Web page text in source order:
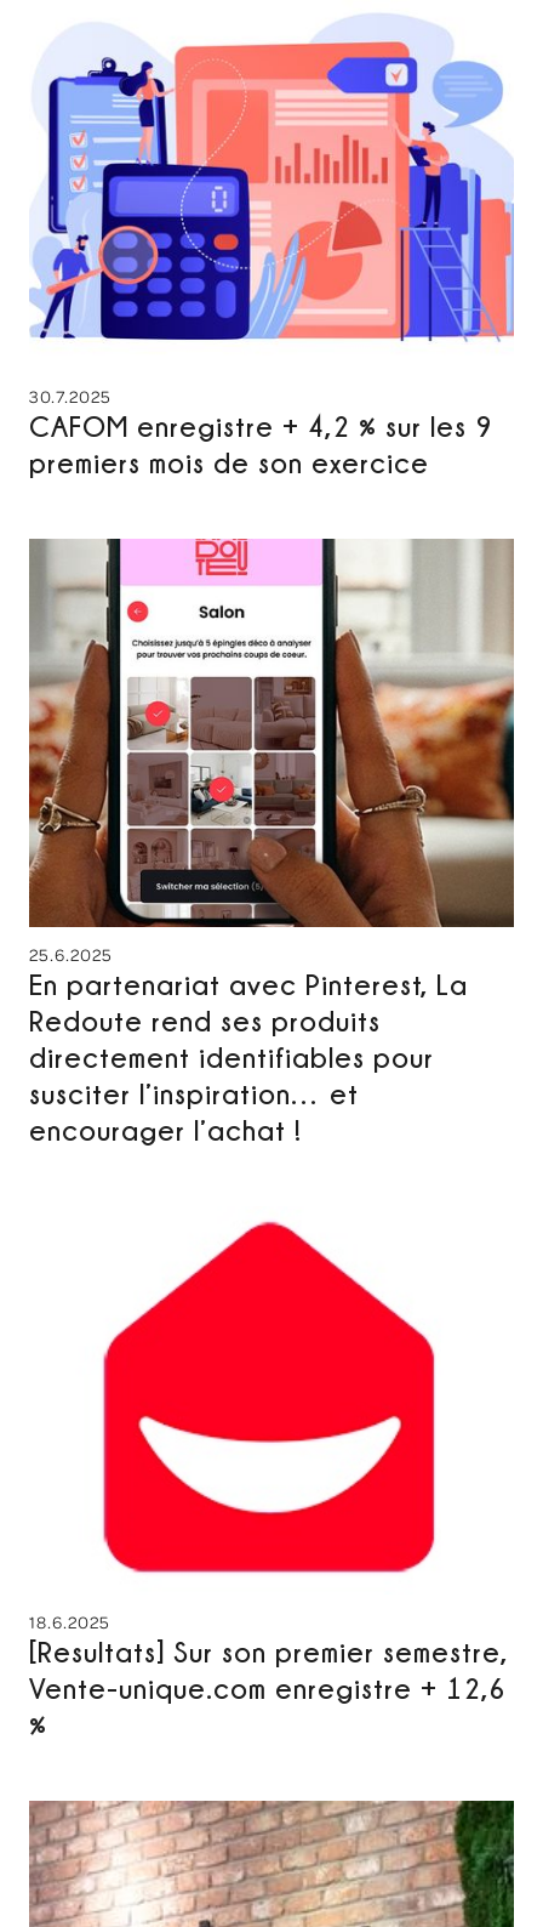
30.7.2025
CAFOM enregistre + 4,2 % sur les 9
premiers mois de son exercice
25.6.2025
En partenariat avec Pinterest, La
Redoute rend ses produits
directement identifiables pour
susciter l’inspiration… et
encourager l’achat !
18.6.2025
[Resultats] Sur son premier semestre,
Vente-unique.com enregistre + 12,6
%